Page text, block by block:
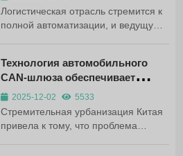
системой мониторинга в реальном
времени...
Логистическая отрасль стремится к
полной автоматизации, и ведущую
автомобили обещают снижение
затрат и повышение
эффективности, но для достижения
этой цели необходимо решить
важнейшие коммуникационные
Технология автомобильного
CAN-шлюза обеспечивает
работу интеллектуальных
санитарных автопарков
2025-12-02 5533
Стремительная урбанизация Китая
привела к тому, что проблема